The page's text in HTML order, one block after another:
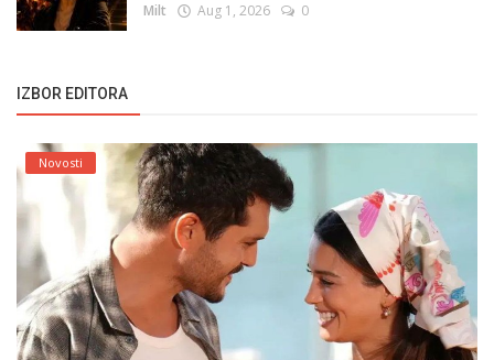
Milt Aug 1, 2026 0
IZBOR EDITORA
Novosti